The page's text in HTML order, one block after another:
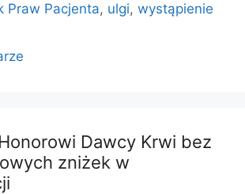
Praw Pacjenta, ulgi, wystąpienie
Dawcy Krwi bez
zniżek w